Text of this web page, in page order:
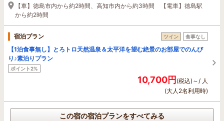
【車】徳島市内から約2時間、高知市内から約3時間 【電車】徳島駅
から約2時間
宿泊プラン ツイン 食事なし
【1泊食事無し】とろトロ天然温泉＆太平洋を望む絶景のお部屋でのんび
り♪素泊りプラン
ポイント2%
10,700円(税込)～/ 人
(大人2名利用時)
この宿の宿泊プランをすべてみる